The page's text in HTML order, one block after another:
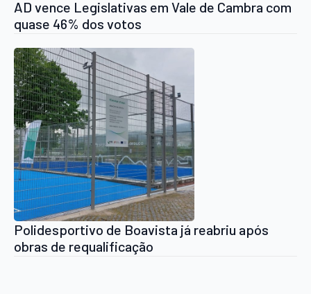
AD vence Legislativas em Vale de Cambra com
quase 46% dos votos
Polidesportivo de Boavista já reabriu após
obras de requalificação